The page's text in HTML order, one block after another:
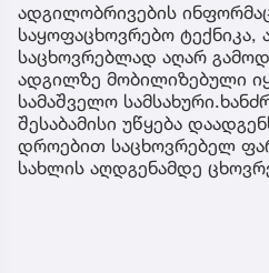
ადგილობრივების
საყოფაცხოვრებო ტექნიკა,
საცხოვრებლად აღარ
ადგილზე მობილიზებული
სამაშველო
შესაბამისი უწყება
დროებით საცხოვრებელ
სახლის აღდგენამდე